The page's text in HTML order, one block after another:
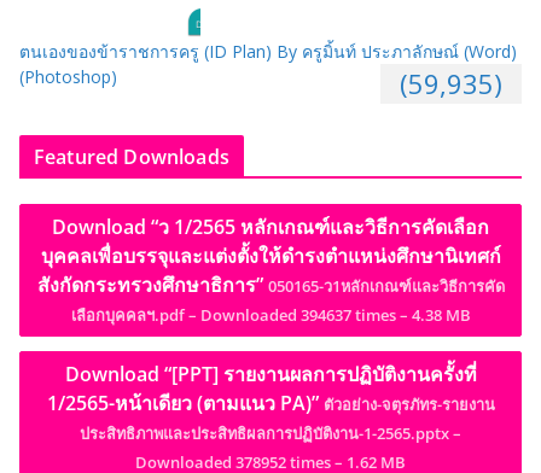
ตนเองของข้าราชการครู (ID Plan) By ครูมิ้นท์ ประภาลักษณ์ (Word)
(Photoshop)
(59,935)
Featured Downloads
Download “ว 1/2565 หลักเกณฑ์และวิธีการคัดเลือก
บุคคลเพื่อบรรจุและแต่งตั้งให้ดำรงตำแหน่งศึกษานิเทศก์
สังกัดกระทรวงศึกษาธิการ” 050165-ว1หลักเกณฑ์และวิธีการคัด
เลือกบุคคลฯ.pdf – Downloaded 394637 times – 4.38 MB
Download “[PPT] รายงานผลการปฏิบัติงานครั้งที่
1/2565-หน้าเดียว (ตามแนว PA)” ตัวอย่าง-จตุรภัทร-รายงาน
ประสิทธิภาพและประสิทธิผลการปฏิบัติงาน-1-2565.pptx –
Downloaded 378952 times – 1.62 MB